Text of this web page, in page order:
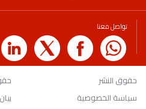
تواصل معنا
حقوق النشر
سياسة الخصوصية